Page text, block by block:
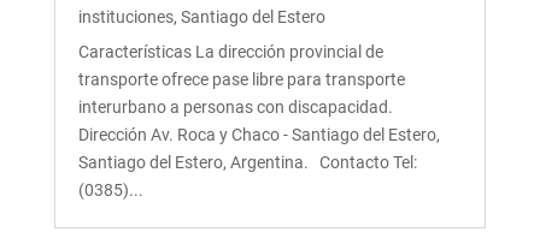
instituciones, Santiago del Estero
Características La dirección provincial de
transporte ofrece pase libre para transporte
interurbano a personas con discapacidad.
Dirección Av. Roca y Chaco - Santiago del Estero,
Santiago del Estero, Argentina. Contacto Tel:
(0385)...